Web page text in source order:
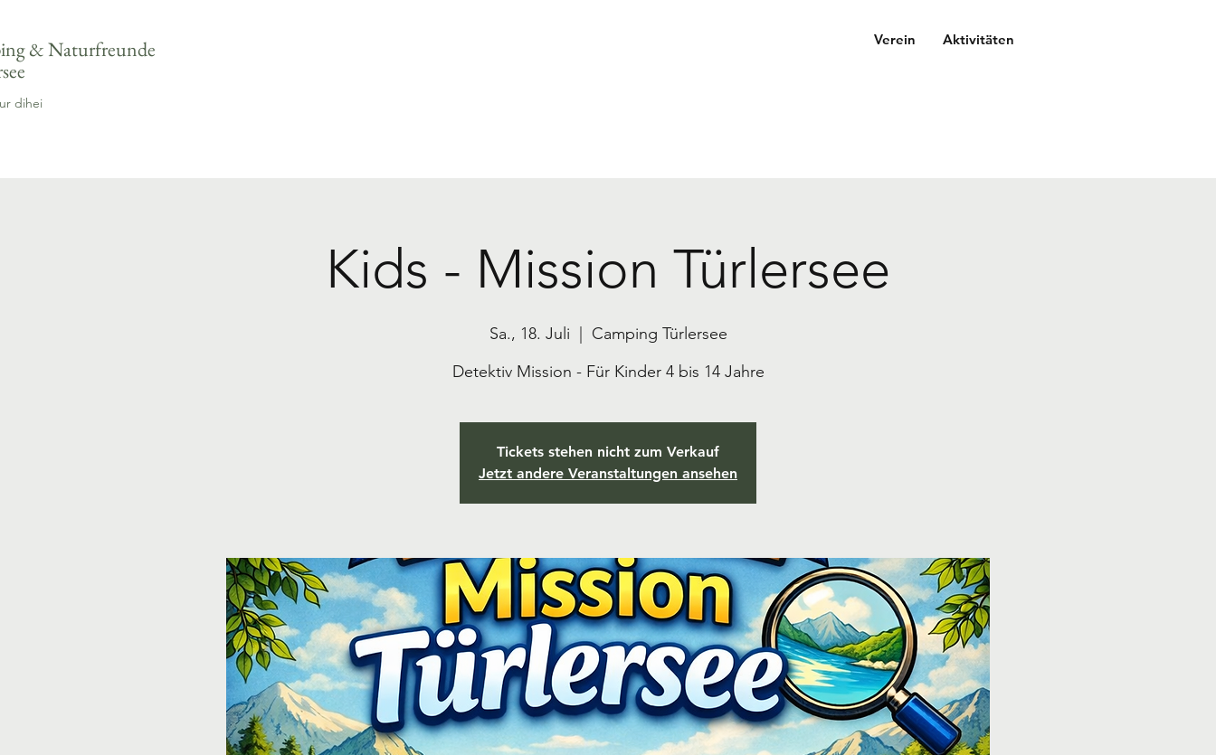
Verein Aktivitäten
& Naturfreunde
dihei
Kids - Mission Türlersee
Sa., 18. Juli
Camping Türlersee
Detektiv Mission - Für Kinder 4 bis 14 Jahre
Tickets stehen nicht zum Verkauf
Jetzt andere Veranstaltungen ansehen